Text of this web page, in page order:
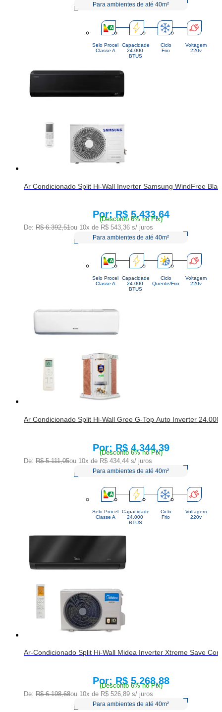
Para ambientes de até 40m²
Selo Procel
Classe A
Capacidade
24.000
BTUS
Ciclo
Frio
Voltagem
220v
Ar Condicionado Split Hi-Wall Inverter Samsung WindFree
Price:
R$ 5.433,64
(Desconto 6% no Pix)
De: R$ 6.392,51ou 10x de R$ 543,36 s/ juros
Para ambientes de até 40m²
Selo Procel
Classe A
Capacidade
24.000
BTUS
Ciclo
Quente/Frio
Voltagem
220v
Ar Condicionado Split Hi-Wall Gree G-Top Auto Inverter
Price:
R$ 4.344,39
(Desconto 6% no Pix)
De: R$ 5.111,05ou 10x de R$ 434,44 s/ juros
Para ambientes de até 40m²
Selo Procel
Classe A
Capacidade
24.000
BTUS
Ciclo
Frio
Voltagem
220v
Ar-Condicionado Split Hi-Wall Midea Inverter Xtreme Save
Price:
R$ 5.268,88
(Desconto 6% no Pix)
De: R$ 6.198,68ou 10x de R$ 526,89 s/ juros
Para ambientes de até 40m²